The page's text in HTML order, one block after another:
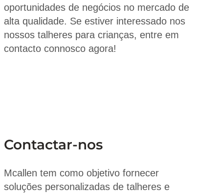
oportunidades de negócios no mercado de
alta qualidade. Se estiver interessado nos
nossos talheres para crianças, entre em
contacto connosco agora!
Contactar-nos
Mcallen tem como objetivo fornecer
soluções personalizadas de talheres e